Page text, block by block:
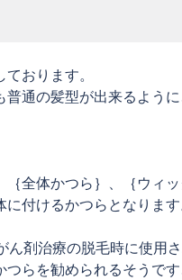
おります。
通の髪型が出来るよう
全体かつら｝、｛ウィッ
付けるかつらとなります
剤治療の脱毛時に使用
らを勧められるそうです